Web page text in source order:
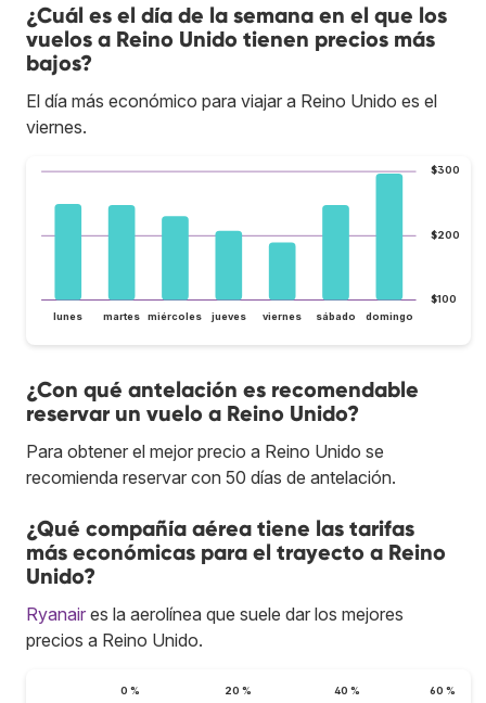
¿Cuál es el día de la semana en el que los
vuelos a Reino Unido tienen precios más
bajos?
El día más económico para viajar a Reino Unido es el
viernes.
$100
$200
$300
lunes martes miércoles jueves viernes sábado domingo
¿Con qué antelación es recomendable
reservar un vuelo a Reino Unido?
Para obtener el mejor precio a Reino Unido se
recomienda reservar con 50 días de antelación.
¿Qué compañía aérea tiene las tarifas
más económicas para el trayecto a Reino
Unido?
Ryanair es la aerolínea que suele dar los mejores
precios a Reino Unido.
0 % 20 % 40 % 60 %